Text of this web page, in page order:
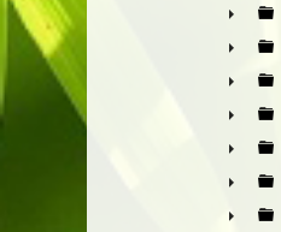
►
►
►
►
►
►
►